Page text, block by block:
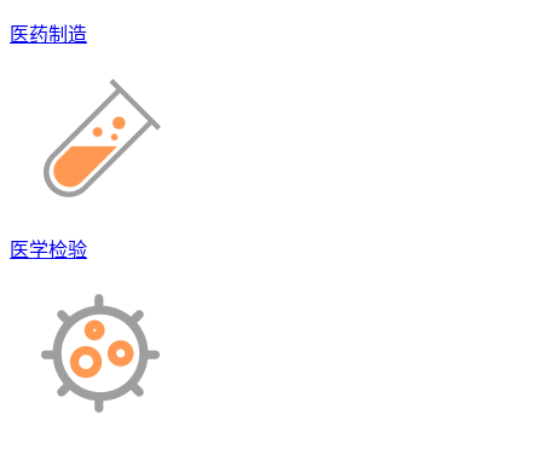
医药制造
医学检验